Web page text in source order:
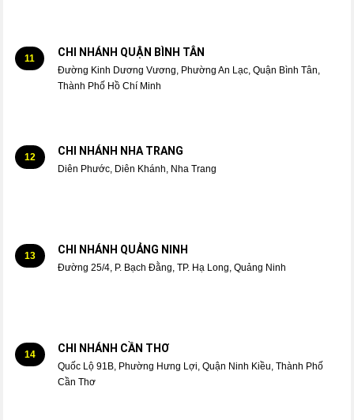
11 CHI NHÁNH QUẬN BÌNH TÂN
Đường Kinh Dương Vương, Phường An Lạc, Quận Bình Tân,
Thành Phố Hồ Chí Minh
12 CHI NHÁNH NHA TRANG
Diên Phước, Diên Khánh, Nha Trang
13 CHI NHÁNH QUẢNG NINH
Đường 25/4, P. Bạch Đằng, TP. Hạ Long, Quảng Ninh
14 CHI NHÁNH CẦN THƠ
Quốc Lộ 91B, Phường Hưng Lợi, Quận Ninh Kiều, Thành Phố
Cần Thơ